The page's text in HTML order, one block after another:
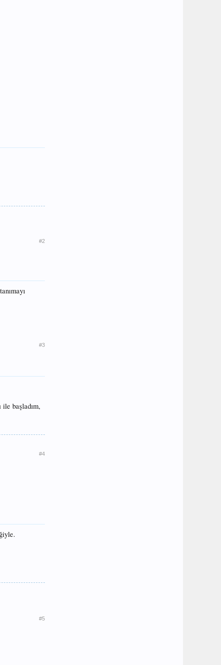
#2
#3
ile başladım,
#4
#5